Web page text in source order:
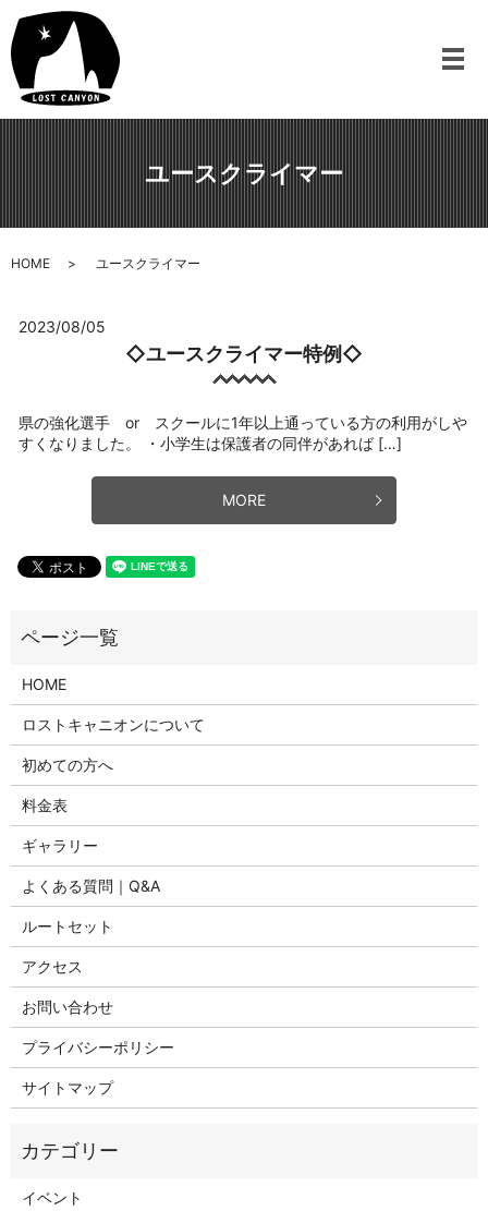
メ
ユースクライマー
HOME ユースクライマー
2023/08/05
◇ユースクライマー特例◇
県の強化選手 or スクールに1年以上通っている方の利用がしや
すくなりました。 ・小学生は保護者の同伴があれば […]
MORE
HOME
ロストキャニオンについて
初めての方へ
料金表
ギャラリー
よくある質問｜Q&A
ルートセット
アクセス
お問い合わせ
プライバシーポリシー
サイトマップ
イベント